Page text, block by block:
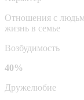
Отношения с
жизнь в семье
Возбудимость
40%
Дружелюбие